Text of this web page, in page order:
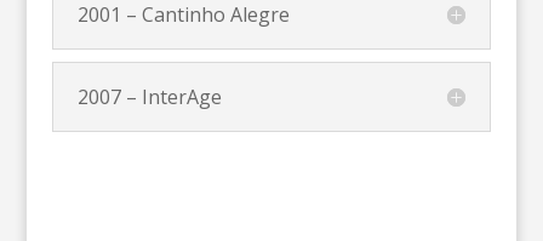
2001 – Cantinho Alegre
2007 – InterAge